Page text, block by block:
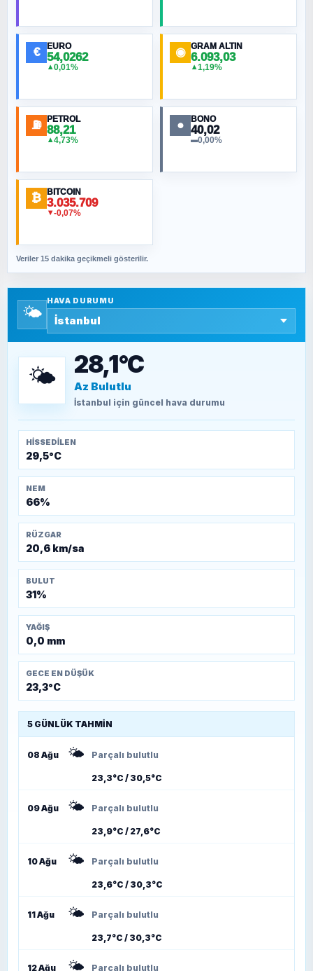
MURAT ÖZKAN
NURETTIN BÖLÜK
ORHAN KILIÇOĞLU
Fahişeye beyinli bir müstevli alçağına
SAVAŞ ŞAHİN
SEYFULLAH ÇİÇEK
TEOMAN ALPASLAN
Kütahya-Eskişehir Muharebeleri (10-24
€ EURO
54,0262
▲0,01%
◉ GRAM ALTIN
6.093,03
▲1,19%
⛽ PETROL
88,21
▲4,73%
● BONO
40,02
▬0,00%
₿ BITCOIN
3.035.709
▼-0,07%
Veriler 15 dakika geçikmeli gösterilir.
🌤️
HAVA DURUMU
🌤️ 28,1°C
Az Bulutlu
İstanbul için güncel hava durumu
HISSEDILEN
29,5°C
NEM
66%
RÜZGAR
20,6 km/sa
BULUT
31%
YAĞIŞ
0,0 mm
GECE EN DÜŞÜK
23,3°C
5 GÜNLÜK TAHMIN
08 Ağu 🌤️ Parçalı bulutlu
23,3°C / 30,5°C
09 Ağu 🌤️ Parçalı bulutlu
23,9°C / 27,6°C
10 Ağu 🌤️ Parçalı bulutlu
23,6°C / 30,3°C
11 Ağu 🌤️ Parçalı bulutlu
23,7°C / 30,3°C
12 Ağu 🌤️ Parçalı bulutlu